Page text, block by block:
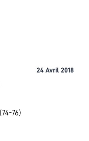
24 Avril 2018